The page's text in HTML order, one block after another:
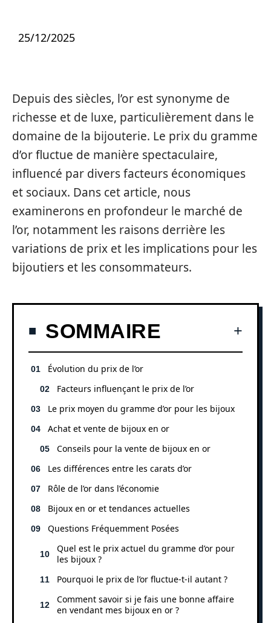
25/12/2025
Depuis des siècles, l’or est synonyme de
richesse et de luxe, particulièrement dans le
domaine de la bijouterie. Le prix du gramme
d’or fluctue de manière spectaculaire,
influencé par divers facteurs économiques
et sociaux. Dans cet article, nous
examinerons en profondeur le marché de
l’or, notamment les raisons derrière les
variations de prix et les implications pour les
bijoutiers et les consommateurs.
SOMMAIRE
Évolution du prix de l’or
Facteurs influençant le prix de l’or
Le prix moyen du gramme d’or pour les bijoux
Achat et vente de bijoux en or
Conseils pour la vente de bijoux en or
Les différences entre les carats d’or
Rôle de l’or dans l’économie
Bijoux en or et tendances actuelles
Questions Fréquemment Posées
Quel est le prix actuel du gramme d’or pour
les bijoux ?
Pourquoi le prix de l’or fluctue-t-il autant ?
Comment savoir si je fais une bonne affaire
en vendant mes bijoux en or ?